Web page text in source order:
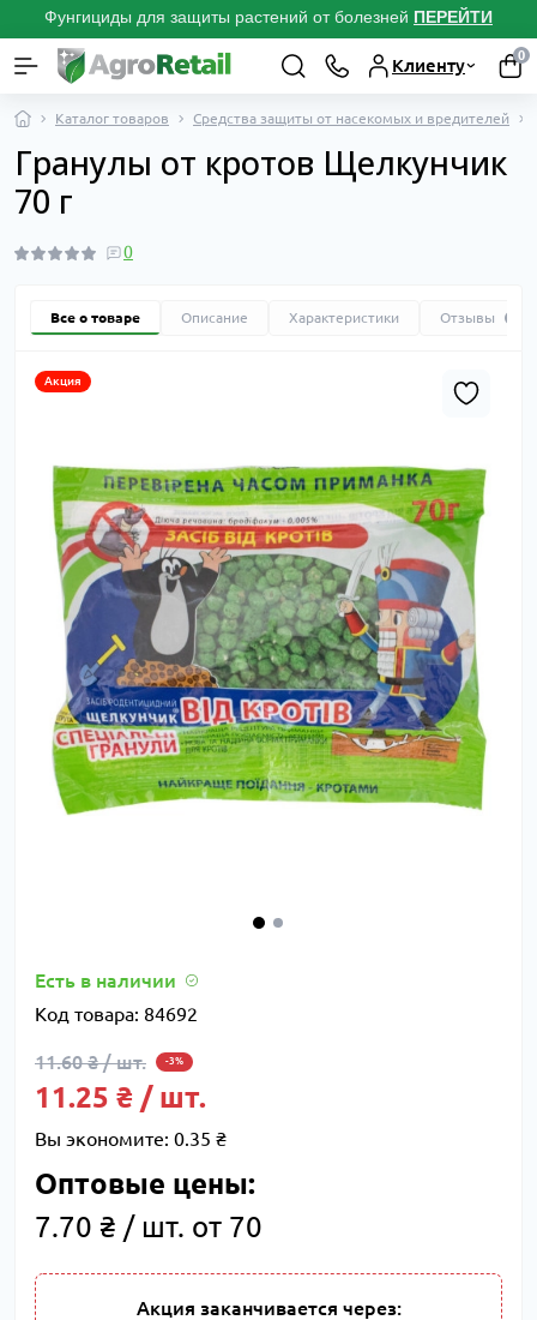
Фунгициды для защиты растений от болезней ПЕРЕЙТИ
Клиенту
0
Каталог товаров Средства защиты от насекомых и вредителей
Гранулы от кротов Щелкунчик
70 г
0
Все о товаре Описание Характеристики Отзывы
Акция
Есть в наличии
Код товара: 84692
11.60 ₴ / шт. -3%
11.25 ₴ / шт.
Вы экономите: 0.35 ₴
Оптовые цены:
7.70 ₴ / шт. от 70
Акция заканчивается через: